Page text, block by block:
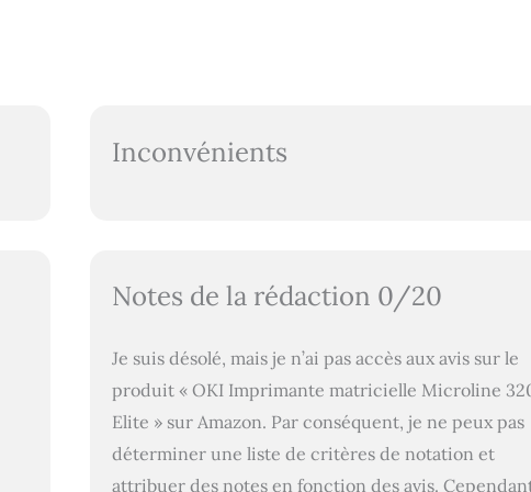
Inconvénients
Notes de la rédaction 0/20
Je suis désolé, mais je n’ai pas accès aux avis sur le
produit « OKI Imprimante matricielle Microline
Elite » sur Amazon. Par conséquent, je ne peux pas
déterminer une liste de critères de notation et
attribuer des notes en fonction des avis.